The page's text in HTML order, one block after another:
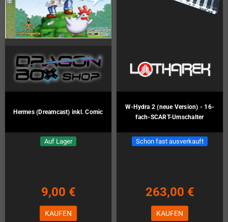
Hermes (Dreamcast) inkl. Comic
Auf Lager
9,00 €
KAUFEN
W-Hydra 2 (neue Version) - 16-
fach-SCART-Umschalter
Schon fast ausverkauft
263,00 €
KAUFEN